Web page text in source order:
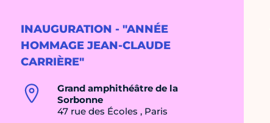
INAUGURATION - "ANNÉE
HOMMAGE JEAN-CLAUDE
CARRIÈRE"
Grand amphithéâtre de la
Sorbonne
47 rue des Écoles , Paris